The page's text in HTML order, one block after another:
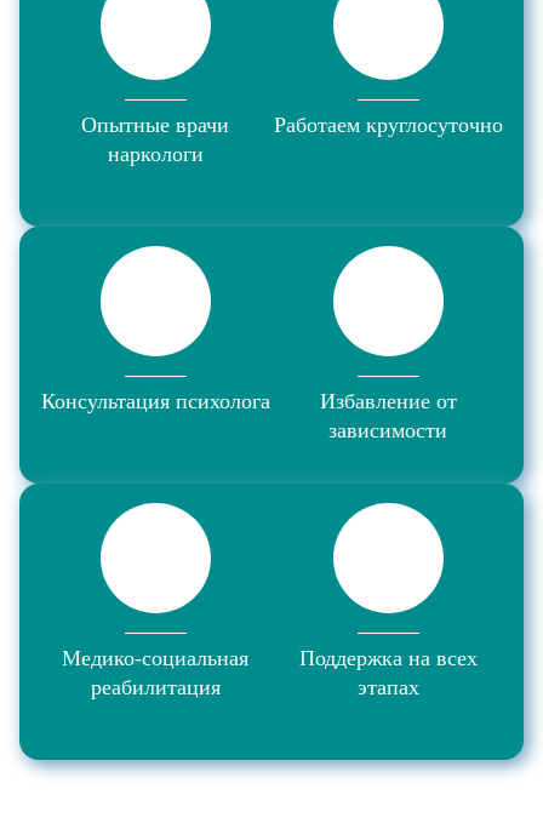
Опытные врачи
наркологи
Работаем круглосуточно
Консультация психолога
Избавление от
зависимости
Медико-социальная
реабилитация
Поддержка на всех
этапах